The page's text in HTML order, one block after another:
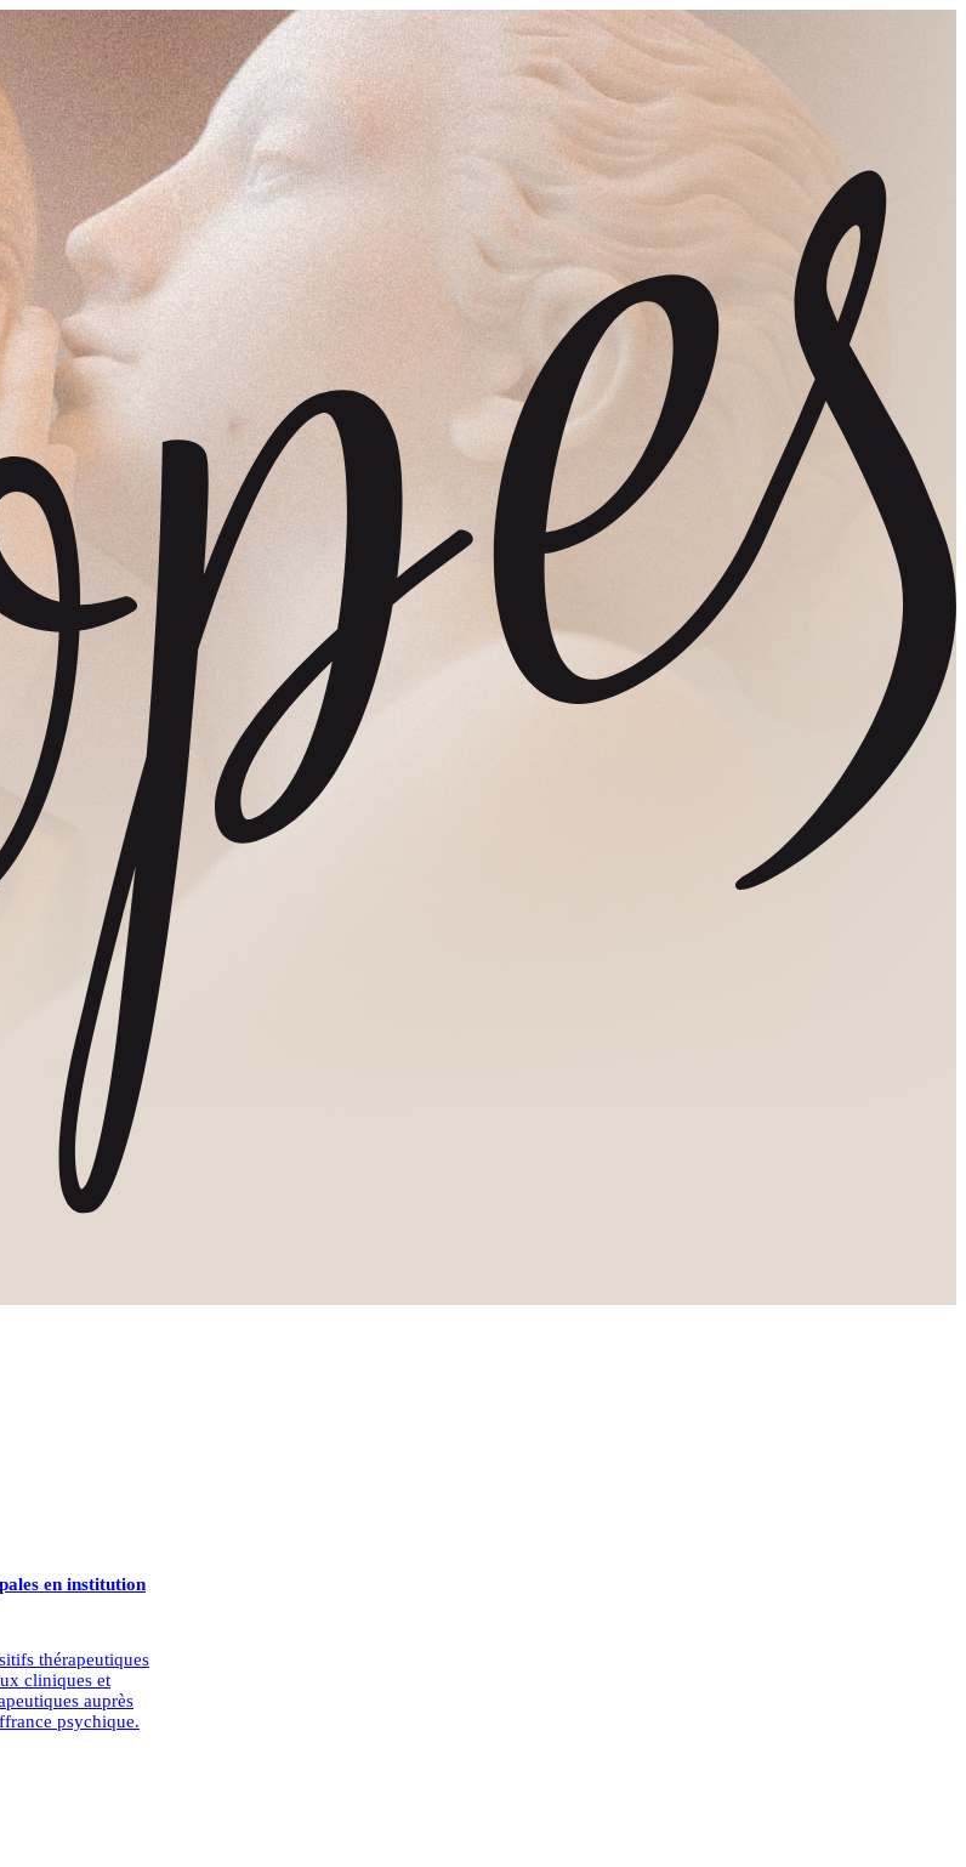
en institution
thérapeutiques
cliniques et
auprès
psychique.